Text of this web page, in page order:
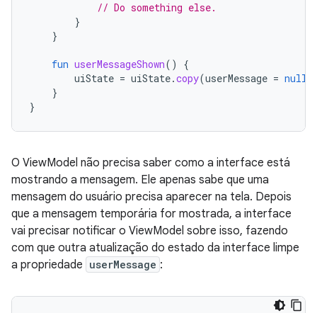
// Do something else.
}
}
fun userMessageShown()
{
uiState = uiState.copy(userMessage = null
}
}
O ViewModel não precisa saber como a interface está
mostrando a mensagem. Ele apenas sabe que uma
mensagem do usuário precisa aparecer na tela. Depois
que a mensagem temporária for mostrada, a interface
vai precisar notificar o ViewModel sobre isso, fazendo
com que outra atualização do estado da interface limpe
a propriedade userMessage :